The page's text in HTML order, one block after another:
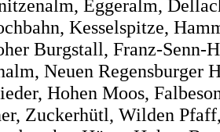
Eggeralm,
Kesselspitze,
Burgstall, Franz-Senn-
Neuen Regensburger
Hohen Moos,
Zuckerhütl, Wilden